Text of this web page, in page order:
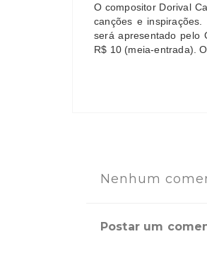
O compositor Dorival
canções e
será apresentado pelo
R$ 10 (meia-entrada).
Nenhum
Postar um